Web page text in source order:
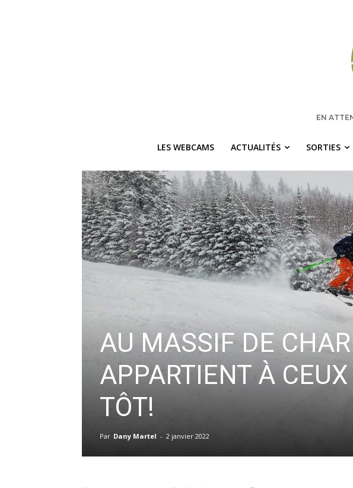
EN
LES WEBCAMS ACTUALITÉS SORTIES
AU MASSIF DE
APPARTIENT À
TÔT!
Par Dany Martel - 2 janvier 2022
Recevez chaque semaine
idées de
VOTRE ADRESSE
Vous